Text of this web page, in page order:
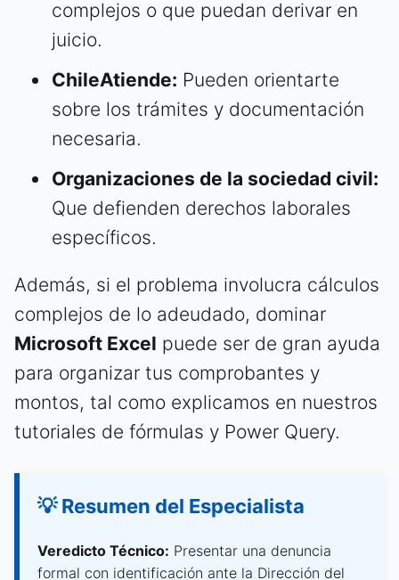
complejos o que puedan derivar en
juicio.
ChileAtiende: Pueden orientarte
sobre los trámites y documentación
necesaria.
Organizaciones de la sociedad civil:
Que defienden derechos laborales
específicos.
Además, si el problema involucra cálculos
complejos de lo adeudado, dominar
Microsoft Excel puede ser de gran ayuda
para organizar tus comprobantes y
montos, tal como explicamos en nuestros
tutoriales de fórmulas y Power Query.
💡 Resumen del Especialista
Veredicto Técnico: Presentar una denuncia
formal con identificación ante la Dirección del